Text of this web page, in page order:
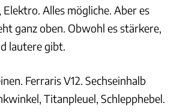
Alles mögliche. Aber es
ganz oben. Obwohl es stärkere,
lautere gibt.
Ferraris V12. Sechseinhalb
Titanpleuel, Schlepphebel.